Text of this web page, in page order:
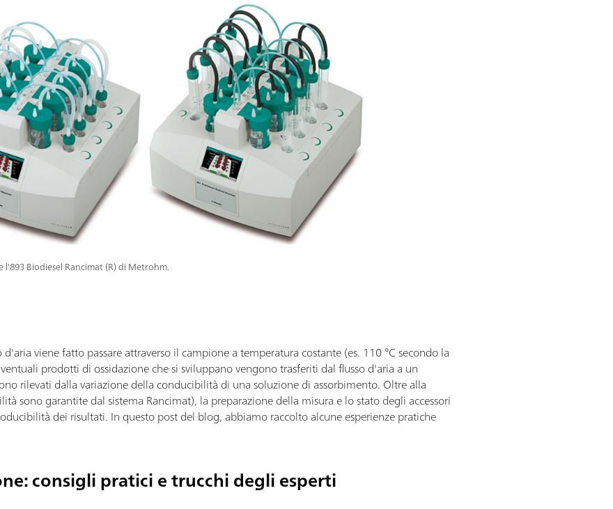
l'893 Biodiesel Rancimat (R) di Metrohm.
viene fatto passare attraverso il campione a temperatura costante (es. 110 °C secondo la
prodotti di ossidazione che si sviluppano vengono trasferiti dal flusso d'aria a un
rilevati dalla variazione della conducibilità di una soluzione di assorbimento. Oltre alla
sono garantite dal sistema Rancimat), la preparazione della misura e lo stato degli accessori
dei risultati. In questo post del blog, abbiamo raccolto alcune esperienze pratiche
consigli pratici e trucchi degli esperti